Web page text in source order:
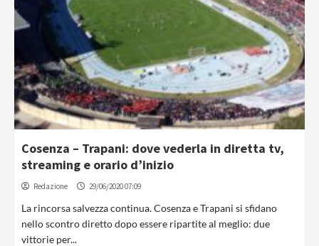
Cosenza – Trapani: dove vederla in diretta tv,
streaming e orario d’inizio
Redazione 29/06/2020 07:09
La rincorsa salvezza continua. Cosenza e Trapani si sfidano
nello scontro diretto dopo essere ripartite al meglio: due
vittorie per...